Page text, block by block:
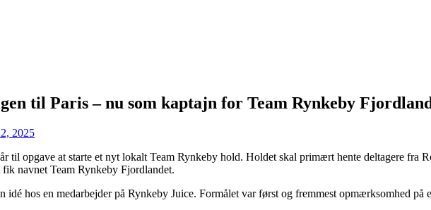
til Paris – nu som kaptajn for Team Rynkeby
2025
til opgave at starte et nyt lokalt Team Rynkeby hold. Holdet skal primært hente deltagere fra
navnet Team Rynkeby Fjordlandet.
idé hos en medarbejder på Rynkeby Juice. Formålet var først og fremmest opmærksomhed